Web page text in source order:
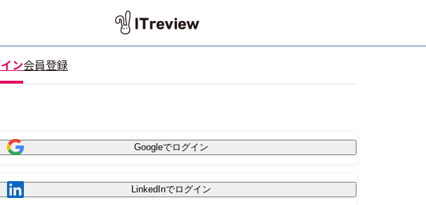
ン会員登録
Googleでログイン
LinkedInでログイン